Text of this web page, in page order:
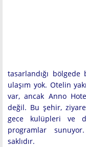
tasarlandığı
ulaşım yok. Otelin
var, ancak Anno
değil. Bu şehir,
gece kulüpleri ve
programlar
saklıdır.